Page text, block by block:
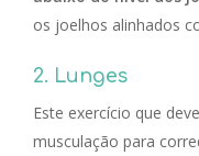
os joelhos alinhados
2. Lunges
Este exercício que
musculação para